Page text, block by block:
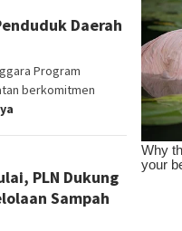
Daerah
Program
berkomitmen
PLN Dukung
Sampah